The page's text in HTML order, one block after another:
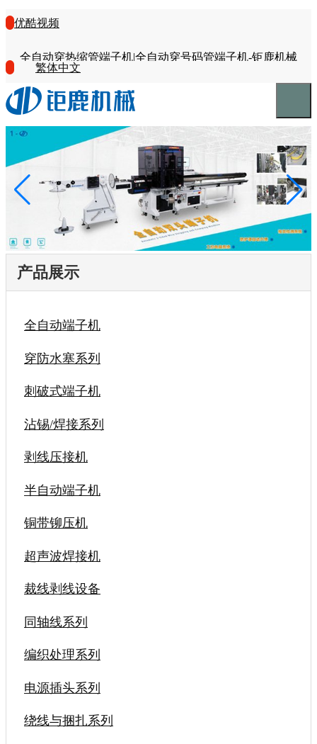
优酷视频
全自动穿热缩管端子机|全自动穿号码管端子机-钜鹿机械
繁体中文
产品展示
全自动端子机
穿防水塞系列
刺破式端子机
沾锡/焊接系列
剥线压接机
半自动端子机
铜带铆压机
超声波焊接机
裁线剥线设备
同轴线系列
编织处理系列
电源插头系列
绕线与捆扎系列